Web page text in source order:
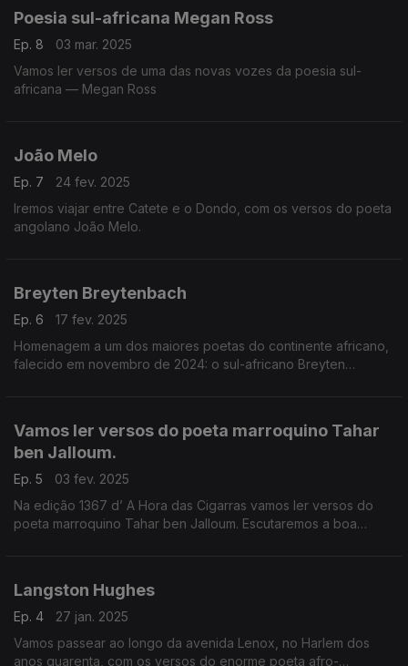
Poesia sul-africana Megan Ross
Ep. 8
03 mar. 2025
Vamos ler versos de uma das novas vozes da poesia sul-
africana — Megan Ross
João Melo
Ep. 7
24 fev. 2025
Iremos viajar entre Catete e o Dondo, com os versos do poeta
angolano João Melo.
Breyten Breytenbach
Ep. 6
17 fev. 2025
Homenagem a um dos maiores poetas do continente africano,
falecido em novembro de 2024: o sul-africano Breyten
Vamos ler versos do poeta marroquino Tahar
ben Jalloum.
Ep. 5
03 fev. 2025
Na edição 1367 d’ A Hora das Cigarras vamos ler versos do
poeta marroquino Tahar ben Jalloum. Escutaremos a boa
Langston Hughes
Ep. 4
27 jan. 2025
Vamos passear ao longo da avenida Lenox, no Harlem dos
anos quarenta, com os versos do enorme poeta afro-